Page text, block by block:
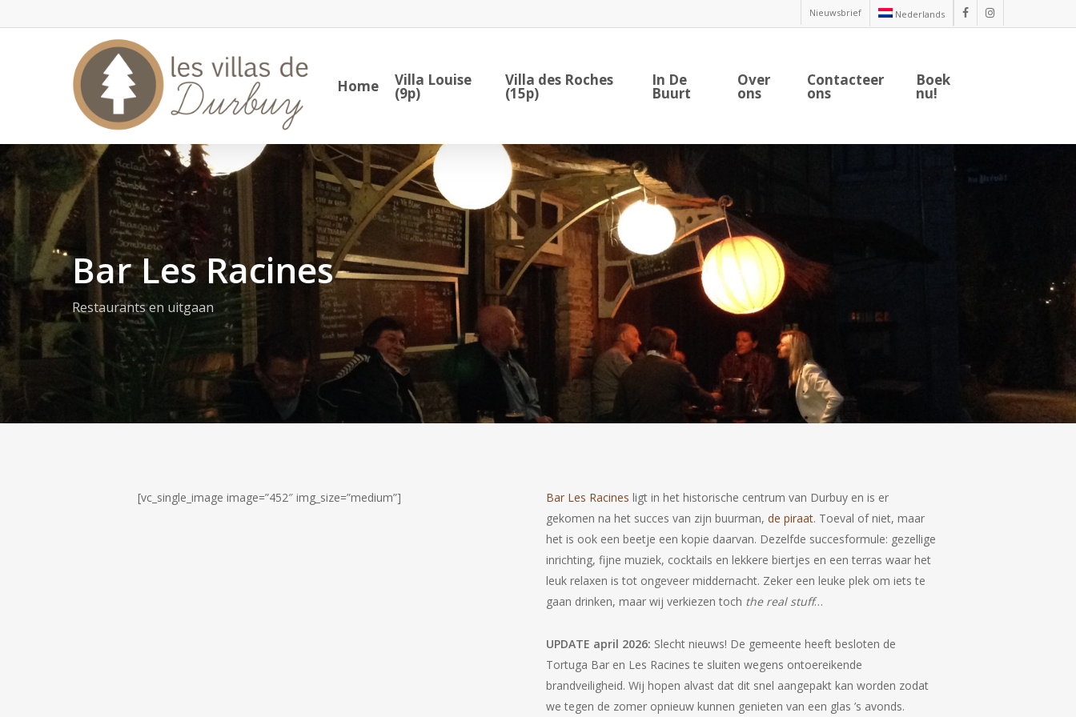
to
facebookinstagram
Nieuwsbrief Nederlands
Home Villa Louise
(9p)
Villa des Roches
(15p)
In De
Buurt
Over
ons
Contacteer
ons
Boek
nu!
Bar Les Racines
Restaurants en uitgaan
[vc_single_image image=”452″ img_size=”medium”] Bar Les Racines ligt in het historische centrum van Durbuy en is er
gekomen na het succes van zijn buurman,de piraat. Toeval of niet, maar
het is ook een beetje een kopie daarvan. Dezelfde succesformule: gezellige
inrichting, fijne muziek, cocktails en lekkere biertjes en een terras waar het
leuk relaxen is tot ongeveer middernacht. Zeker een leuke plek om iets te
gaan drinken, maar wij verkiezen toch the real stuff…
UPDATE april 2026: Slecht nieuws! De gemeente heeft besloten de
Tortuga Bar en Les Racines te sluiten wegens ontoereikende
brandveiligheid. Wij hopen alvast dat dit snel aangepakt kan worden zodat
we tegen de zomer opnieuw kunnen genieten van een glas ’s avonds.